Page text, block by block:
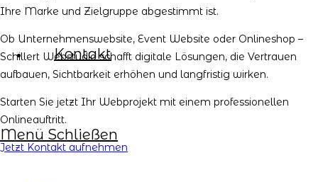
Kontakt
Menü Schließen
Ihre Marke und Zielgruppe abgestimmt ist.
Ob Unternehmenswebsite, Event Website oder Onlineshop –
Schillert Webstudio schafft digitale Lösungen, die Vertrauen
aufbauen, Sichtbarkeit erhöhen und langfristig wirken.
Starten Sie jetzt Ihr Webprojekt mit einem professionellen
Onlineauftritt.
Jetzt Kontakt aufnehmen